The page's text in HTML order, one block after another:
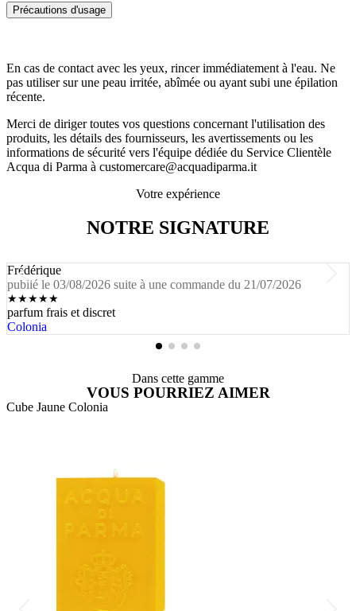
Précautions d'usage
En cas de contact avec les yeux, rincer immédiatement à l'eau. Ne
pas utiliser sur une peau irritée, abîmée ou ayant subi une épilation
récente.
Merci de diriger toutes vos questions concernant l'utilisation des
produits, les détails des fournisseurs, les avertissements ou les
informations de sécurité vers l'équipe dédiée du Service Clientèle
Acqua di Parma à customercare@acquadiparma.it
Votre expérience
NOTRE SIGNATURE
Frédérique
publié le 03/08/2026 suite à une commande du 21/07/2026
★★★★★
parfum frais et discret
Colonia
Dans cette gamme
VOUS POURRIEZ AIMER
Cube Jaune Colonia